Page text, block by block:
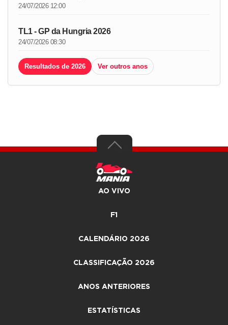
24/07/2026 12:00
TL1 - GP da Hungria 2026
24/07/2026 08:30
Resultados de 2026 Ver outros anos
AO VIVO
F1
CALENDÁRIO 2026
CLASSIFICAÇÃO 2026
ANOS ANTERIORES
ESTATÍSTICAS